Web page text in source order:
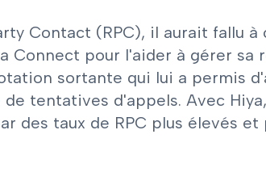
Contact (RPC), il aurait fallu
Connect pour l'aider à gérer
sortante qui lui a permis
tentatives d'appels. Avec
des taux de RPC plus élevés